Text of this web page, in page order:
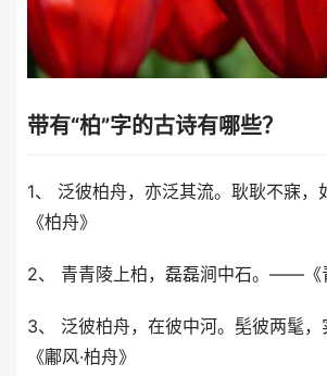
带有“柏”字的古诗有哪些？
1、 泛彼柏舟，亦泛其流。耿耿不寐
《柏舟》
2、 青青陵上柏，磊磊涧中石。——《
3、 泛彼柏舟，在彼中河。髧彼两髦
《鄘风·柏舟》